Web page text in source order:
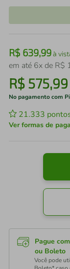
R$ 639,99à
em até 6x de R$
R$ 575,99
No pagamento com
21.333
Ver formas de
Pague
ou Boleto
Você pode